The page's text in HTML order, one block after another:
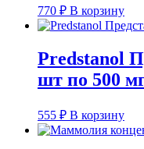
770 ₽ В корзину
Predstanol
шт по 500
555 ₽ В корзину